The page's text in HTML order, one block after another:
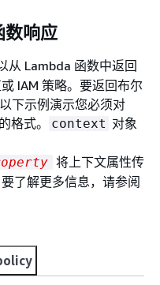
响应
从 Lambda 函数中返回
IAM 策略。要返回布尔
下示例演示您必须对
格式。
context 对象
将上下文属性传
了解更多信息，请参阅